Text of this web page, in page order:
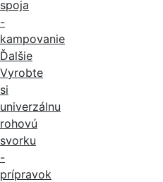
spoja
-
kampovanie
Ďalšie
Vyrobte
si
univerzálnu
rohovú
svorku
-
prípravok